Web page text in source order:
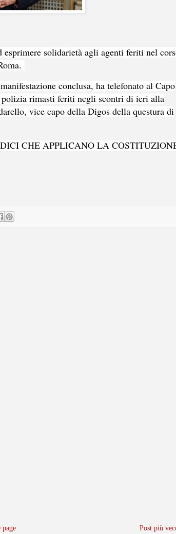
esprimere solidarietà agli agenti feriti nel
conclusa, ha telefonato al Capo
rimasti feriti negli scontri di ieri alla
vice capo della Digos della questura di
CHE APPLICANO LA
Post più
page